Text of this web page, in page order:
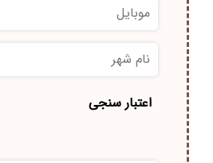
خانوادگی
موبایل
نام
شهر
*
اعتبار سنجی